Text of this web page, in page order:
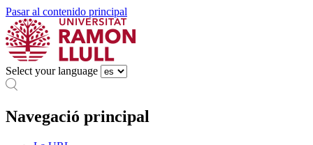
Pasar al contenido principal
Select your language
Navegació principal